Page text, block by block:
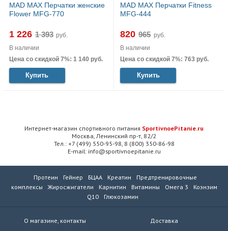
MAD MAX Перчатки женские
Flower MFG-770
1 226
руб.
В наличии
Цена со скидкой 7%: 1 140 руб.
Купить
MAD MAX Перчатки Fitness
MFG-444
820
руб.
В наличии
Цена со скидкой 7%: 763 руб.
Купить
Интернет-магазин спортивного питания SportivnoePitanie.ru
Москва, Ленинский пр-т, 82/2
Тел.: +7 (499) 550-95-98, 8 (800) 350-86-98
E-mail: info@sportivnoepitanie.ru
Протеин Гейнер БЦАА Креатин
Предтренировочные
комплексы
Жиросжигатели Карнитин Витамины Омега 3
Коэнзим
Q10
Глюкозамин
О магазине, контакты Доставка